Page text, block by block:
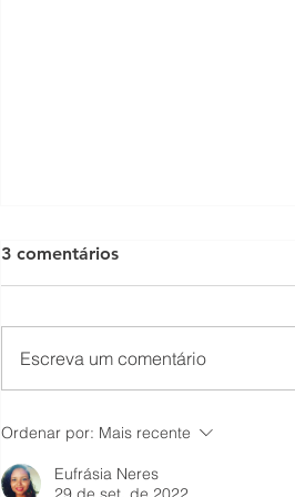
Volta à rotina: como
reorganizar a casa depois
das férias
3 comentários
Escreva um comentário
Ordenar por: Mais recente
Eufrásia Neres